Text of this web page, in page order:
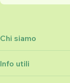
Chi siamo
Info utili